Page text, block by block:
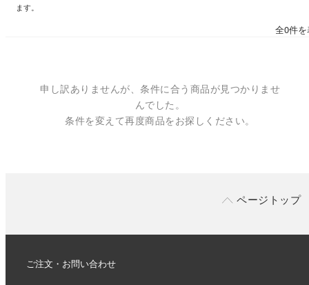
ます。
全0件
申し訳ありませんが、条件に合う商品が見つかりませ
んでした。
条件を変えて再度商品をお探しください。
ページトップ
ご注文・お問い合わせ